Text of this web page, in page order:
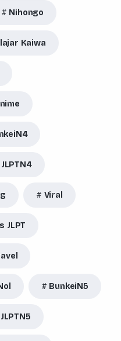
Nihongo
Kaiwa
JLPTN4
Viral
JLPT
BunkeiN5
JLPTN5